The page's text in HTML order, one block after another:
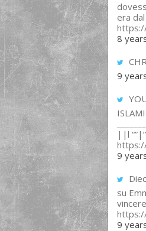
era
8
9
||l
9
su
9